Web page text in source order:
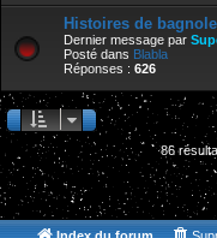
Histoires de
Dernier message par
Posté dans Blabla
Réponses : 626
86